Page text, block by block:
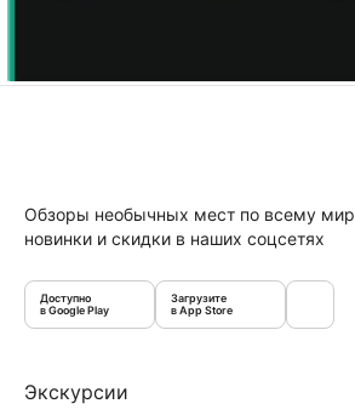
Обзоры необычных мест по всему
новинки и скидки в наших соцсетях
Доступно
в Google Play
Загрузите
в App Store
Экскурсии